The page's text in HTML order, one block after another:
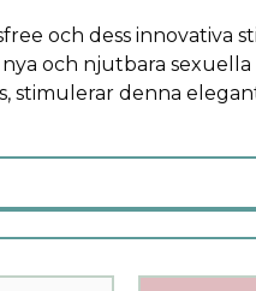
och dess innovativa
och njutbara
stimulerar denna